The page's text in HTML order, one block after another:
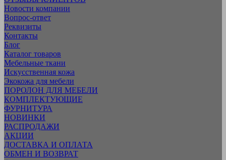
Новости компании
Вопрос-ответ
Реквизиты
Контакты
Блог
Каталог товаров
Мебельные ткани
Искусcтвенная кожа
Экокожа для мебели
ПОРОЛОН ДЛЯ МЕБЕЛИ
КОМПЛЕКТУЮЩИЕ
ФУРНИТУРА
НОВИНКИ
РАСПРОДАЖИ
АКЦИИ
ДОСТАВКА И ОПЛАТА
ОБМЕН И ВОЗВРАТ